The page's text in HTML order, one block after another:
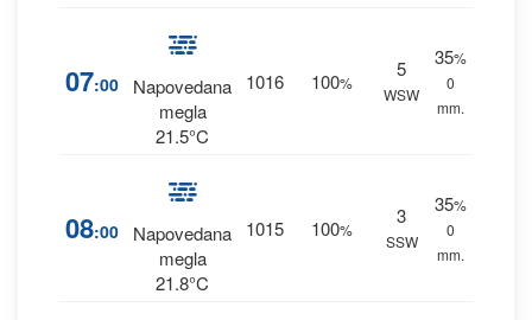
07:00
Napovedana
megla
21.5°C
1016 100%
5
WSW
35%
0
mm.
08:00
Napovedana
megla
21.8°C
1015 100%
3
SSW
35%
0
mm.